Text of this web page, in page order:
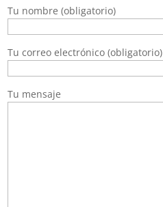
Tu nombre (obligatorio)
Tu correo electrónico (obligatorio)
Tu mensaje